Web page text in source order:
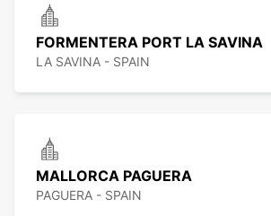
FORMENTERA PORT LA SAVINA
LA SAVINA - SPAIN
MALLORCA PAGUERA
PAGUERA - SPAIN